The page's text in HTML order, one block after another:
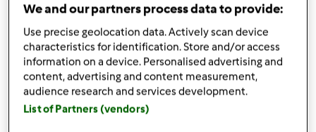
wt., 08/21/2012 - 20:10
Witaj Beatko w naszym skromnym gronie
lepiej nie
mogłas trafic masz TM i Nas
We and our partners process data to provide:
Use precise geolocation data. Actively scan device
characteristics for identification. Store and/or access
information on a device. Personalised advertising and
content, advertising and content measurement,
audience research and services development.
List of Partners (vendors)